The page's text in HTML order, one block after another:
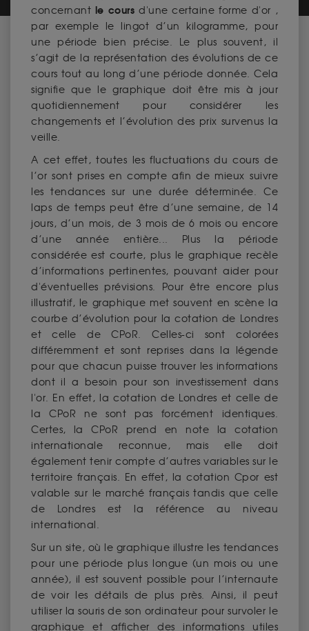
concernant le cours d'une certaine forme d'or ,
par exemple le lingot d’un kilogramme, pour
une période bien précise. Le plus souvent, il
s’agit de la représentation des évolutions de ce
cours tout au long d’une période donnée. Cela
signifie que le graphique doit être mis à jour
quotidiennement pour considérer les
changements et l’évolution des prix survenus la
veille.
A cet effet, toutes les fluctuations du cours de
l’or sont prises en compte afin de mieux suivre
les tendances sur une durée déterminée. Ce
laps de temps peut être d’une semaine, de 14
jours, d’un mois, de 3 mois de 6 mois ou encore
d’une année entière... Plus la période
considérée est courte, plus le graphique recèle
d’informations pertinentes, pouvant aider pour
d'éventuelles prévisions. Pour être encore plus
illustratif, le graphique met souvent en scène la
courbe d’évolution pour la cotation de Londres
et celle de CPoR. Celles-ci sont colorées
différemment et sont reprises dans la légende
pour que chacun puisse trouver les informations
dont il a besoin pour son investissement dans
l'or. En effet, la cotation de Londres et celle de
la CPoR ne sont pas forcément identiques.
Certes, la CPoR prend en note la cotation
internationale reconnue, mais elle doit
également tenir compte d’autres variables sur le
territoire français. En effet, la cotation Cpor est
valable sur le marché français tandis que celle
de Londres est la référence au niveau
international.
Sur un site, où le graphique illustre les tendances
pour une période plus longue (un mois ou une
année), il est souvent possible pour l’internaute
de voir les détails de plus près. Ainsi, il peut
utiliser la souris de son ordinateur pour survoler le
graphique et afficher des informations utiles